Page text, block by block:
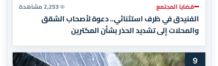
قضايا المجتمع 2,253 مشاهدة
الفنيدق في ظرف استثنائي.. دعوة لأصحاب الشقق
والمحلات إلى تشديد الحذر بشأن المكترين
9